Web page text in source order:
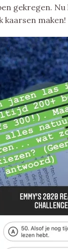
gekregen.
kaarsen maken!